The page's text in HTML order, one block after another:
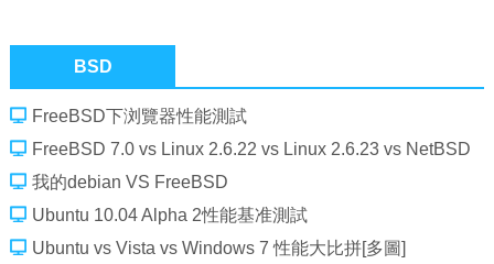
BSD
FreeBSD下浏覽器性能測試
FreeBSD 7.0 vs Linux 2.6.22 vs Linux 2.6.23 vs NetBSD
4.99.31 vs DragonFly 1.8
我的debian VS FreeBSD
Ubuntu 10.04 Alpha 2性能基准測試
Ubuntu vs Vista vs Windows 7 性能大比拼[多圖]